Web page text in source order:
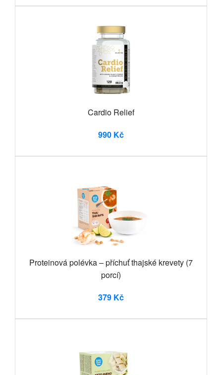
Cardio Relief
990 Kč
Proteinová polévka – příchuť thajské krevety (7
porcí)
379 Kč